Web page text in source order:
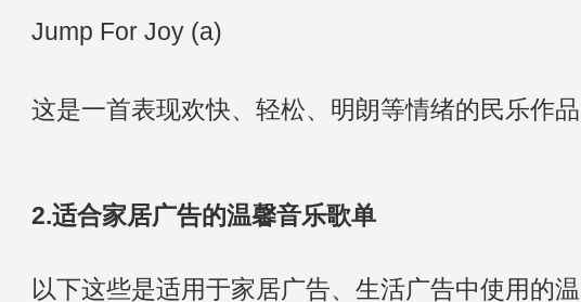
Jump For Joy (a)
这是一首表现欢快、轻松、明朗等情绪的民乐作
2.适合家居广告的温馨音乐歌单
以下这些是适用于家居广告、生活广告中使用的